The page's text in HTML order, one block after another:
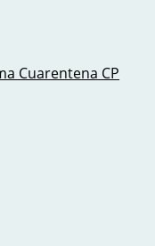
Cuarentena CP